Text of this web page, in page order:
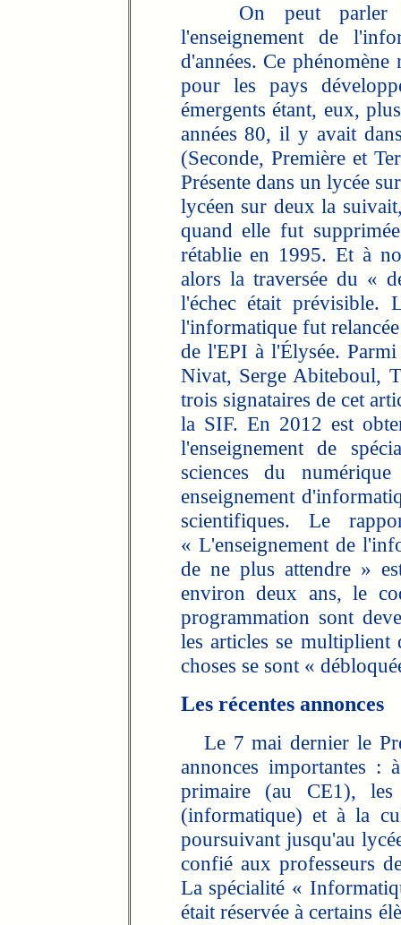
On peut parler de
l'enseignement de
d'années. Ce
pour les pays
émergents étant, eux,
années 80, il y avait
(Seconde, Première et
Présente dans un lycée
lycéen sur deux la
quand elle fut
rétablie en 1995. Et à
alors la traversée du «
l'échec était prévisible.
l'informatique fut
de l'EPI à l'Élysée.
Nivat, Serge Abiteboul,
trois signataires de cet
la SIF. En 2012 est
l'enseignement de
sciences du
enseignement
scientifiques. Le
« L'enseignement de
de ne plus attendre »
environ deux ans, le
programmation sont
les articles se multiplient
choses se sont «
Les récentes annonces
Le 7 mai dernier le
annonces importantes :
primaire (au CE1),
(informatique) et à la
poursuivant jusqu'au
confié aux professeurs
La spécialité «
était réservée à certains